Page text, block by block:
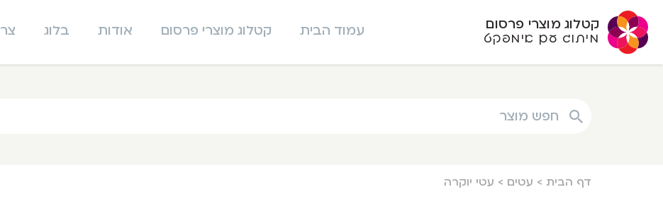
קטלוג מוצרי פרסום
מיתוג עם אימפקט עמוד הבית קטלוג מוצרי פרסום אודות בלוג
חפש מוצר
דף הבית > עטים > עטי יוקרה